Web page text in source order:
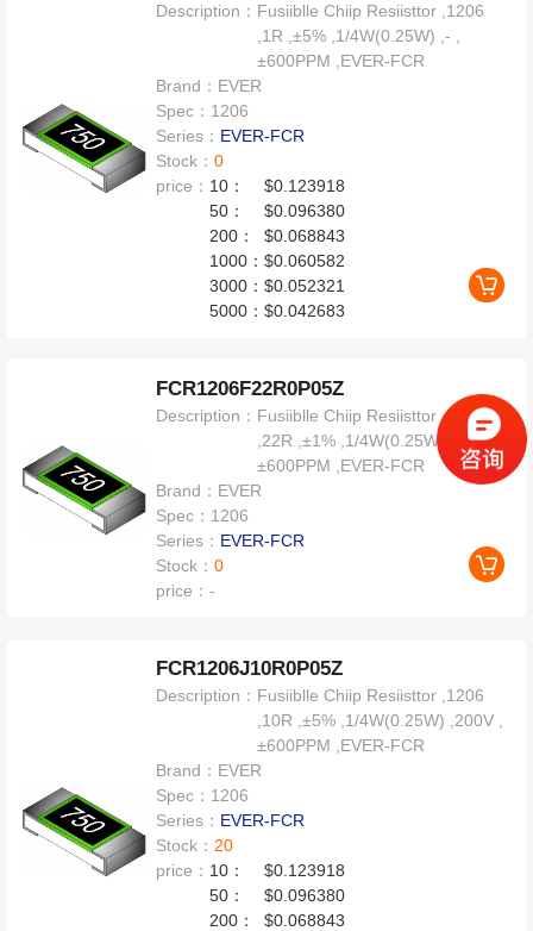
Description： Fusiiblle Chiip Resiisttor ,1206
,1R ,±5% ,1/4W(0.25W) ,- ,
±600PPM ,EVER-FCR
Brand： EVER
Spec： 1206
Series： EVER-FCR
Stock：0
price： 10：
$0.123918
50：
$0.096380
200：
$0.068843
1000：$0.060582
3000：$0.052321
5000：$0.042683
FCR1206F22R0P05Z
Description： Fusiiblle Chiip Resiisttor ,1206
,22R ,±1% ,1/4W(0.25W) ,200V ,
±600PPM ,EVER-FCR
Brand： EVER
Spec： 1206
Series： EVER-FCR
Stock：0
price：-
FCR1206J10R0P05Z
Description： Fusiiblle Chiip Resiisttor ,1206
,10R ,±5% ,1/4W(0.25W) ,200V ,
±600PPM ,EVER-FCR
Brand： EVER
Spec： 1206
Series： EVER-FCR
Stock： 20
price： 10：
$0.123918
50：
$0.096380
200：
$0.068843